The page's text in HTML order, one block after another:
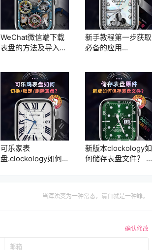
WeChat微信端下载
表盘的方法及导入教
新手教程第一步获取
必备的应用
可乐家表
盘.clockology如何
新版本clockology如
何储存表盘文件？ –
当浑浊变为一种常态，清白就是一种罪。
确认修改